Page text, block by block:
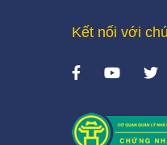
Kết nối với